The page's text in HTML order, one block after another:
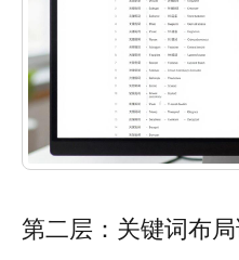
第二层：关键词布